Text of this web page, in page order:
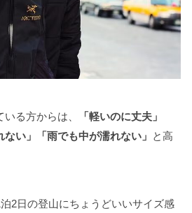
る方からは、
「軽いのに丈夫」
ない」「雨でも中が濡れない」 と高
2日の登山にちょうどいいサイズ感